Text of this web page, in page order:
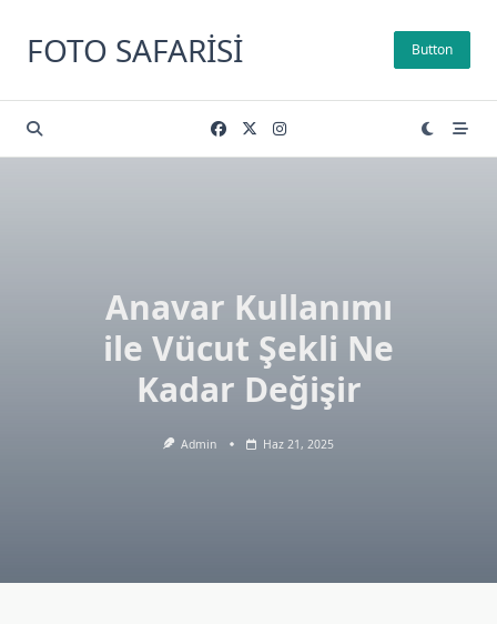
content
FOTO SAFARISI Button
Anavar Kullanımı
ile Vücut Şekli Ne
Kadar Değişir
Admin Haz 21, 2025